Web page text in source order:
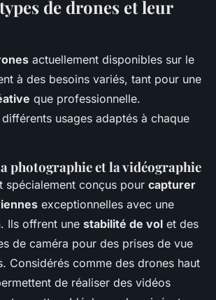
de drones et leur
actuellement disponibles sur le
à des besoins variés, tant pour une
que professionnelle.
usages adaptés à chaque
photographie et la vidéographie
spécialement conçus pour capturer
exceptionnelles avec une
Ils offrent une stabilité de vol et des
de caméra pour des prises de vue
Considérés comme des drones haut
de réaliser des vidéos